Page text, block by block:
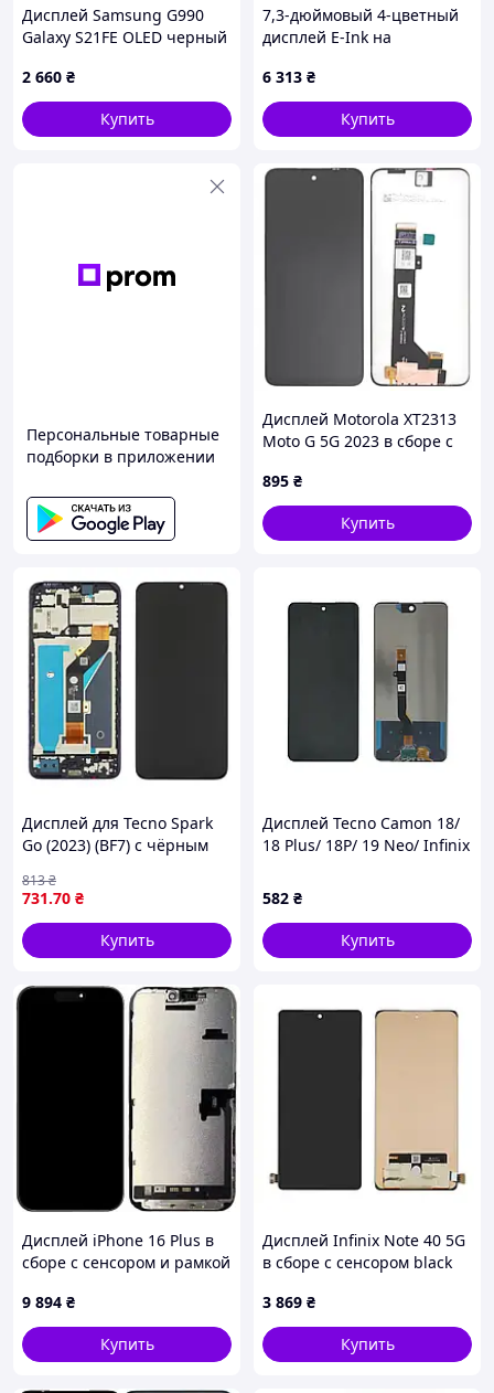
Дисплей Samsung G990
Galaxy S21FE OLED черный
2 660 ₴
Купить
7,3-дюймовый 4-цветный
дисплей E-Ink на
разрешением 800x480 (G)
— Waveshare 22507
6 313 ₴
Купить
Персональные товарные
подборки в приложении
Дисплей Motorola XT2313
Moto G 5G 2023 в сборе с
PRC
895 ₴
Купить
Дисплей для Tecno Spark
Go (2023) (BF7) с чёрным
рамкой
731.70 ₴
813₴
Купить
Дисплей Tecno Camon 18/
18 Plus/ 18P/ 19 Neo/ Infinix
black
582 ₴
Купить
Дисплей iPhone 16 Plus в
сборе с сенсором и рамкой
ошибки
9 894 ₴
Купить
Дисплей Infinix Note 40 5G
в сборе с сенсором black
3 869 ₴
Купить